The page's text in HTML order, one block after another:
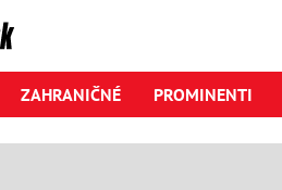
ZAHRANIČNÉ PROMINENTI